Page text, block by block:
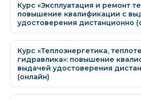
Курс «Эксплуатация и ремонт
повышение квалификации с
удостоверения дистанционно
Курс «Теплоэнергетика,
гидравлика»: повышение
выдачей удостоверения
(онлайн)